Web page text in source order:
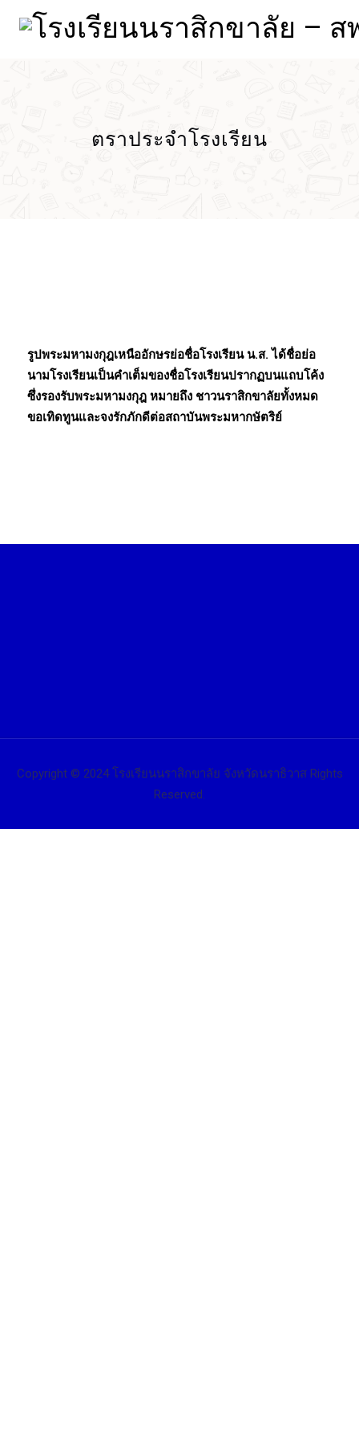
ตราประจำโรงเรียน
รูปพระมหามงกุฎเหนืออักษรย่อชื่อโรงเรียน น.ส. ได้ชื่อย่อ
นามโรงเรียนเป็นคำเต็มของชื่อโรงเรียนปรากฏบนแถบโค้ง
ซึ่งรองรับพระมหามงกุฎ หมายถึง ชาวนราสิกขาลัยทั้งหมด
ขอเทิดทูนและจงรักภักดีต่อสถาบันพระมหากษัตริย์
Copyright © 2024 โรงเรียนนราสิกขาลัย จังหวัดนราธิวาส Rights
Reserved.